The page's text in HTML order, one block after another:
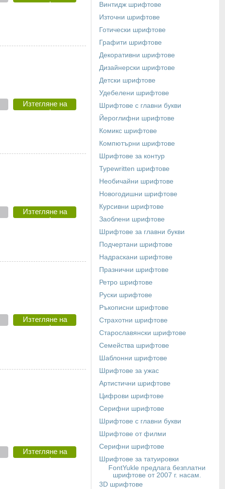
шрифт
Изтегляне на
шрифт
Изтегляне на
шрифт
Изтегляне на
шрифт
Изтегляне на
шрифт
Винтидж шрифтове
Източни шрифтове
Готически шрифтове
Графити шрифтове
Декоративни шрифтове
Дизайнерски шрифтове
Детски шрифтове
Удебелени шрифтове
Шрифтове с главни букви
Йероглифни шрифтове
Комикс шрифтове
Компютърни шрифтове
Шрифтове за контур
Typewritten шрифтове
Необичайни шрифтове
Новогодишни шрифтове
Курсивни шрифтове
Заоблени шрифтове
Шрифтове за главни букви
Подчертани шрифтове
Надраскани шрифтове
Празнични шрифтове
Ретро шрифтове
Руски шрифтове
Ръкописни шрифтове
Страхотни шрифтове
Старославянски шрифтове
Семейства шрифтове
Шаблонни шрифтове
Шрифтове за ужас
Артистични шрифтове
Цифрови шрифтове
Серифни шрифтове
Шрифтове с главни букви
Шрифтове от филми
Серифни шрифтове
Шрифтове за татуировки
FontYukle предлага безплатни
шрифтове от 2007 г. насам.
3D шрифтове